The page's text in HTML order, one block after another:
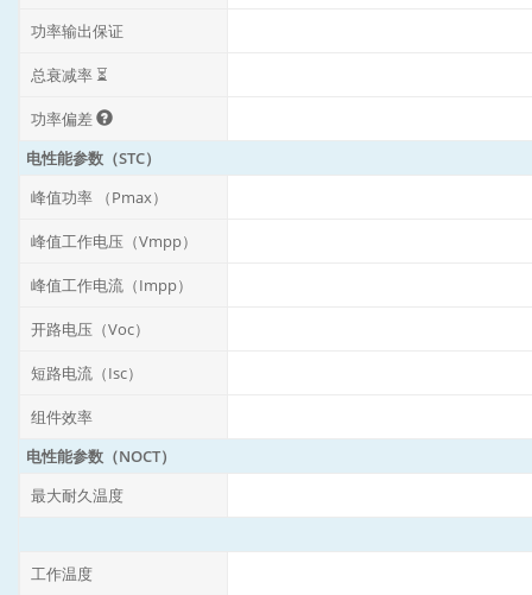
功率输出保证
总衰减率 ⏳
功率偏差
电性能参数（STC）
峰值功率 （Pmax）
峰值工作电压（Vmpp）
峰值工作电流（Impp）
开路电压（Voc）
短路电流（Isc）
组件效率
电性能参数（NOCT）
最大耐久温度
工作温度